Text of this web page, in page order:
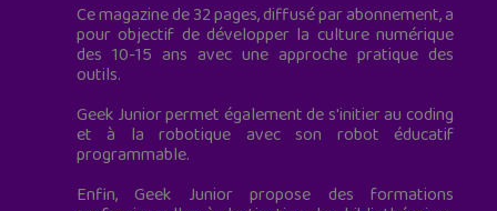
Ce magazine de 32 pages, diffusé par abonnement, a
pour objectif de développer la culture numérique
des 10-15 ans avec une approche pratique des
outils.
Geek Junior permet également de s'initier au coding
et à la robotique avec son robot éducatif
programmable.
Enfin, Geek Junior propose des formations